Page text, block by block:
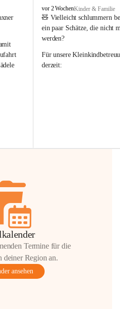
F
r
a
x
r
n
vor 2 WochenKinder & Familie
🧸 Vielleicht schlummern
ein paar Schätze, die nicht
werden?
Für unsere
derzeit:
Termine für die
Region an.
ansehen